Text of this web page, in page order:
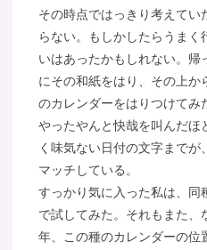
その時点ではっきり考えてい
らない。もしかしたらうまく
いはあったかもしれない。帰
にその和紙をはり、その上か
のカレンダーをはりつけてみ
やったやんと快哉を叫んだほ
く味気ない日付の文字までが
マッチしている。
すっかり気に入った私は、同
で試してみた。それもまた、
年、この種のカレンダーの位